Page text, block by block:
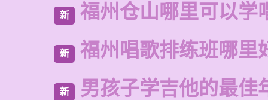
新 福州仓山哪里可以学
新 福州唱歌排练班哪里
新 男孩子学吉他的最佳